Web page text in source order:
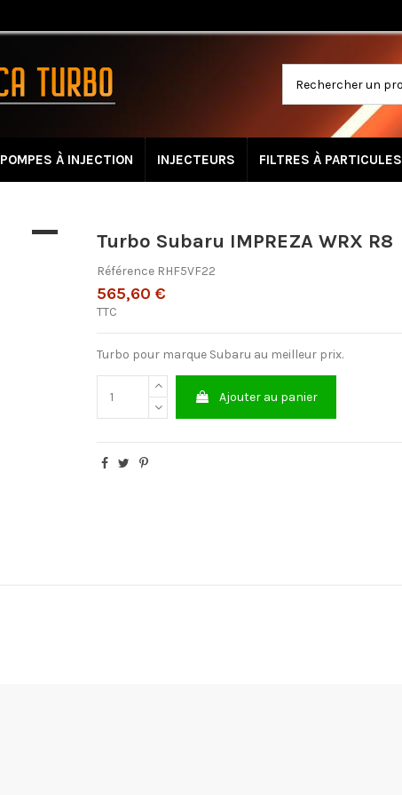
POMPES À INJECTION INJECTEURS FILTRES À PARTICULES
Turbo Subaru IMPREZA WRX R8
Référence RHF5VF22
565,60 €
TTC
Turbo pour marque Subaru au meilleur prix.
Ajouter au panier